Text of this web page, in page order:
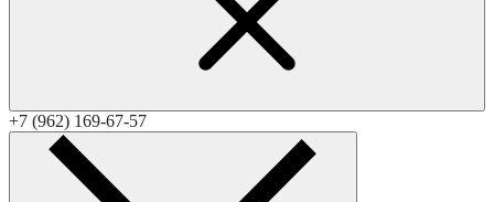
+7 (962) 169-67-57